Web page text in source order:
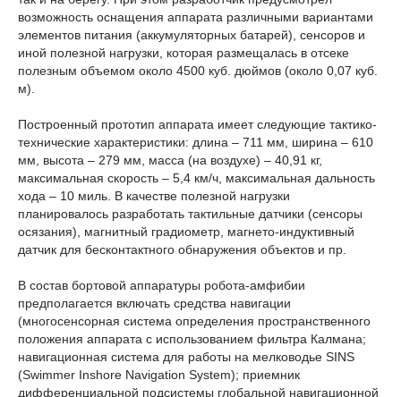
возможность оснащения аппарата различными вариантами
элементов питания (аккумуляторных батарей), сенсоров и
иной полезной нагрузки, которая размещалась в отсеке
полезным объемом около 4500 куб. дюймов (около 0,07 куб.
м).
Построенный прототип аппарата имеет следующие тактико-
технические характеристики: длина – 711 мм, ширина – 610
мм, высота – 279 мм, масса (на воздухе) – 40,91 кг,
максимальная скорость – 5,4 км/ч, максимальная дальность
хода – 10 миль. В качестве полезной нагрузки
планировалось разработать тактильные датчики (сенсоры
осязания), магнитный градиометр, магнето-индуктивный
датчик для бесконтактного обнаружения объектов и пр.
В состав бортовой аппаратуры робота-амфибии
предполагается включать средства навигации
(многосенсорная система определения пространственного
положения аппарата с использованием фильтра Калмана;
навигационная система для работы на мелководье SINS
(Swimmer Inshore Navigation System); приемник
дифференциальной подсистемы глобальной навигационной